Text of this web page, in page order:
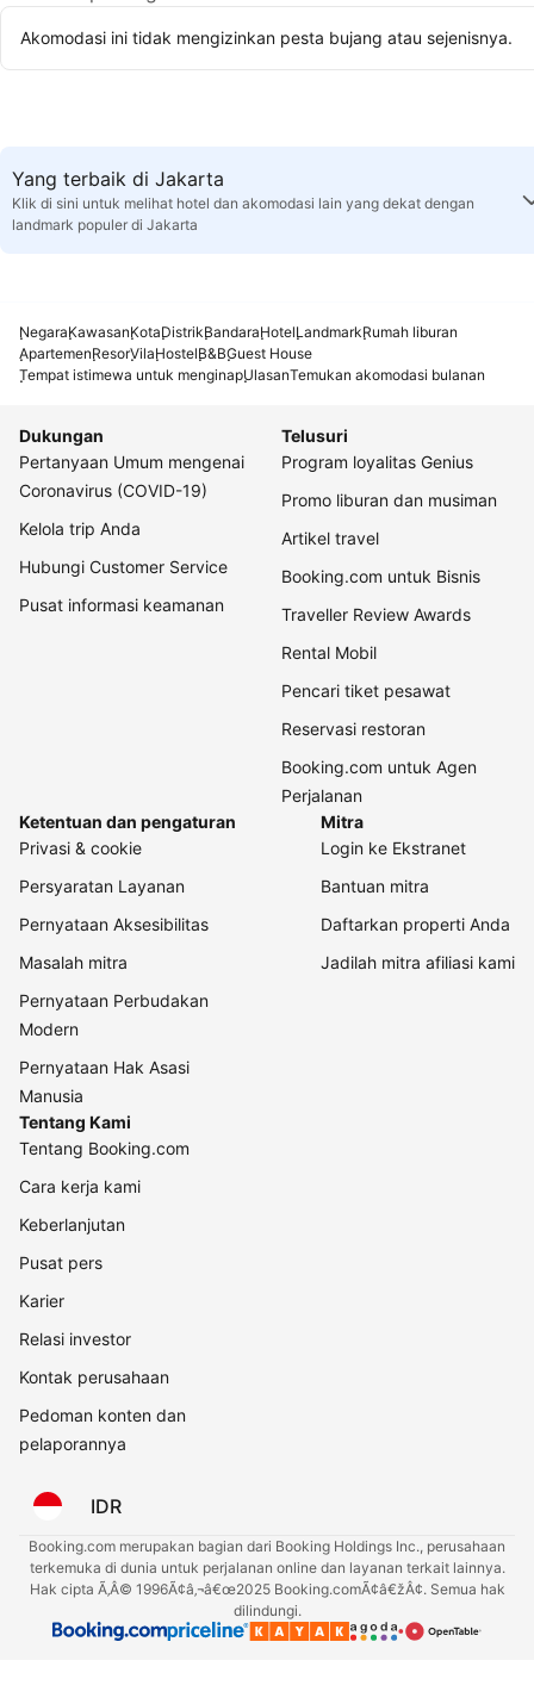
Akomodasi ini tidak mengizinkan pesta bujang atau sejenisnya.
Yang terbaik di Jakarta
Klik di sini untuk melihat hotel dan akomodasi lain yang dekat dengan
landmark populer di Jakarta
NegaraKawasanKotaDistrikBandaraHotelLandmarkRumah liburan
ApartemenResorVilaHostelB&BGuest House
Tempat istimewa untuk menginapUlasanTemukan akomodasi bulanan
Dukungan
Pertanyaan Umum mengenai
Coronavirus (COVID-19)
Kelola trip Anda
Hubungi Customer Service
Pusat informasi keamanan
Telusuri
Program loyalitas Genius
Promo liburan dan musiman
Artikel travel
Booking.com untuk Bisnis
Traveller Review Awards
Rental Mobil
Pencari tiket pesawat
Reservasi restoran
Booking.com untuk Agen
Perjalanan
Ketentuan dan pengaturan
Privasi & cookie
Persyaratan Layanan
Pernyataan Aksesibilitas
Masalah mitra
Pernyataan Perbudakan
Modern
Pernyataan Hak Asasi
Manusia
Mitra
Login ke Ekstranet
Bantuan mitra
Daftarkan properti Anda
Jadilah mitra afiliasi kami
Tentang Kami
Tentang Booking.com
Cara kerja kami
Keberlanjutan
Pusat pers
Karier
Relasi investor
Kontak perusahaan
Pedoman konten dan
pelaporannya
IDR
Booking.com merupakan bagian dari Booking Holdings Inc., perusahaan
terkemuka di dunia untuk perjalanan online dan layanan terkait lainnya.
Hak cipta Ã‚Â© 1996Ã¢â‚¬â€œ2025 Booking.comÃ¢â€žÂ¢. Semua hak
dilindungi.